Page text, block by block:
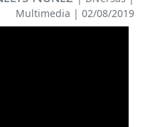
Multimedia | 02/08/2019